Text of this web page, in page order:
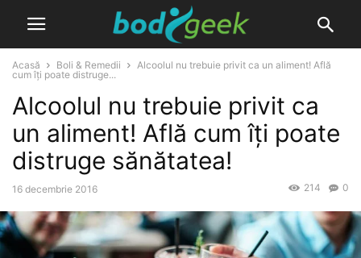
Acasă Boli & Remedii
Alcoolul nu trebuie privit ca un aliment! Află
cum îți poate distruge...
Alcoolul nu trebuie privit ca
un aliment! Află cum îți poate
distruge sănătatea!
16 decembrie 2016 0
214